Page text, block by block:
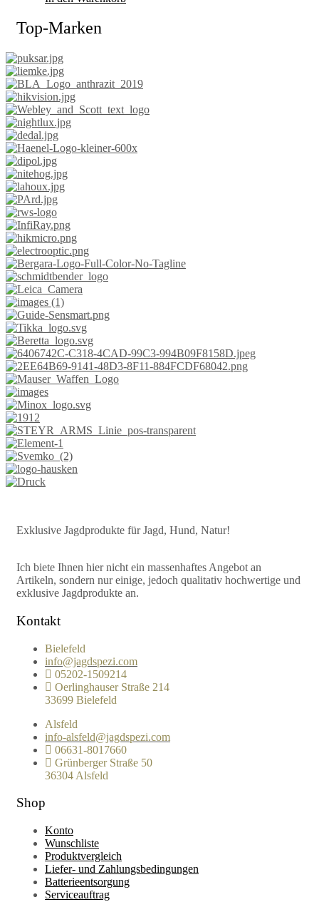
Top-Marken
Exklusive Jagdprodukte für Jagd, Hund, Natur!
Ich biete Ihnen hier nicht ein massenhaftes Angebot an
Artikeln, sondern nur einige, jedoch qualitativ hochwertige und
exklusive Jagdprodukte an.
Kontakt
Bielefeld
info@jagdspezi.com
05202-1509214
Oerlinghauser Straße 214
33699 Bielefeld
Alsfeld
info-alsfeld@jagdspezi.com
06631-8017660
Grünberger Straße 50
36304 Alsfeld
Shop
Konto
Wunschliste
Produktvergleich
Liefer- und Zahlungsbedingungen
Batterieentsorgung
Serviceauftrag